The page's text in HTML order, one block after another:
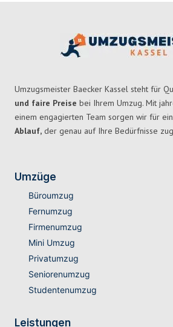
Umzugsmeister Baecker Kassel steht für
und faire Preise bei Ihrem Umzug. Mit
einem engagierten Team sorgen wir für
Ablauf, der genau auf Ihre Bedürfnisse
Umzüge
Büroumzug
Fernumzug
Firmenumzug
Mini Umzug
Privatumzug
Seniorenumzug
Studentenumzug
Leistungen